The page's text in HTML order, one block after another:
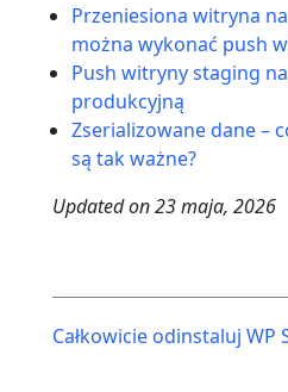
Przeniesiona witryna
można wykonać push
Push witryny staging
produkcyjną
Zserializowane dane –
są tak ważne?
Updated on23 maja, 2026
navigation
Całkowicie odinstaluj WP